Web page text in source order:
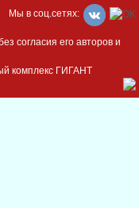
Мы в соц.сетях:
согласия его авторов и
комплекс ГИГАНТ